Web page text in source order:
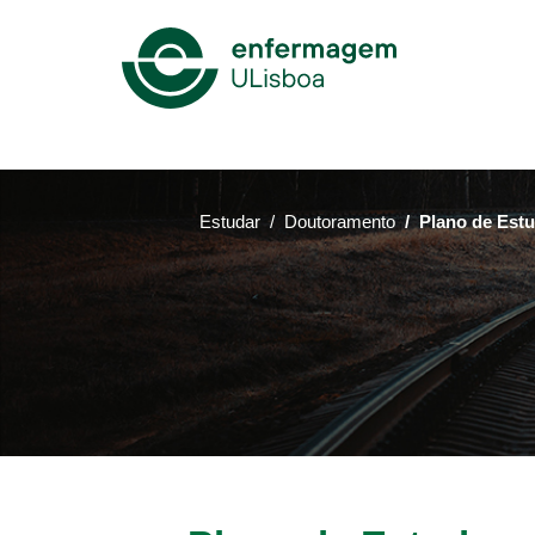
Mega
Menu
Estudar Doutoramento Plano de